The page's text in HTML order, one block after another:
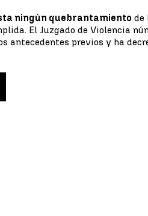
ningún quebrantamiento de
El Juzgado de Violencia
antecedentes previos y ha